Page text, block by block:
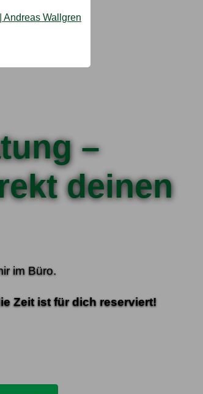
–
deinen
im Büro.
Zeit ist für dich reserviert!